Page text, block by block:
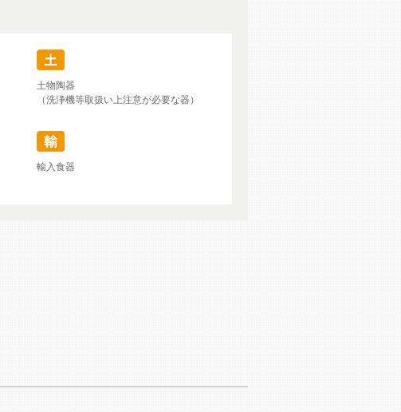
土物陶器
（洗浄機等取扱い上注意が必要な器）
輸入食器